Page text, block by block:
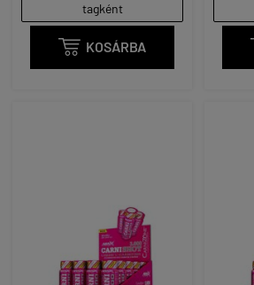
tagként
 KOSÁRBA